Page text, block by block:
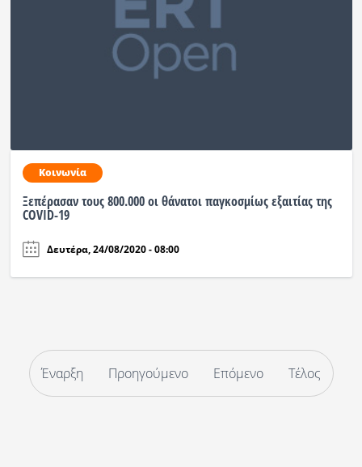
Κοινωνία
Ξεπέρασαν τους 800.000 οι θάνατοι παγκοσμίως εξαιτίας της
COVID-19
Δευτέρα, 24/08/2020 - 08:00
Έναρξη Προηγούμενο Επόμενο Τέλος